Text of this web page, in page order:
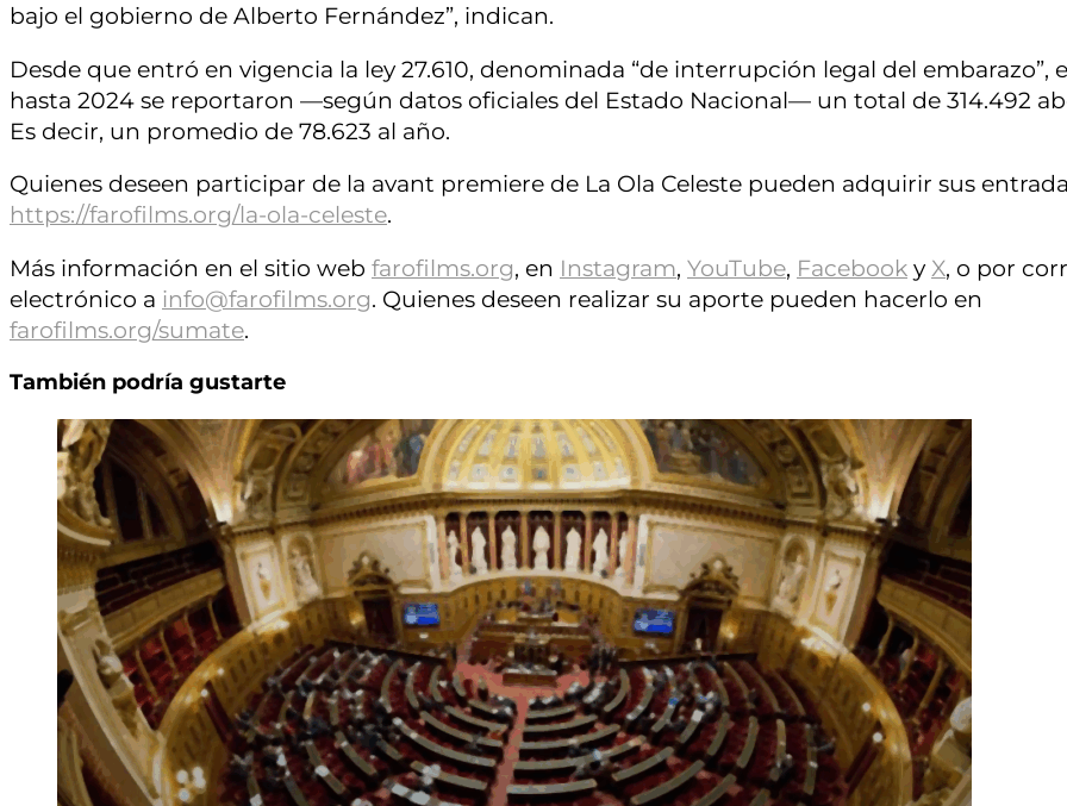
bajo el gobierno de Alberto Fernández”, indican.
Desde que entró en vigencia la ley 27.610, denominada “de interrupción legal del embarazo”,
hasta 2024 se reportaron —según datos oficiales del Estado Nacional— un total de 314.492
Es decir, un promedio de 78.623 al año.
Quienes deseen participar de la avant premiere de La Ola Celeste pueden adquirir sus
https://farofilms.org/la-ola-celeste.
Más información en el sitio web farofilms.org, en Instagram, YouTube, Facebook y X, o por
electrónico a info@farofilms.org. Quienes deseen realizar su aporte pueden hacerlo en
farofilms.org/sumate.
También podría gustarte